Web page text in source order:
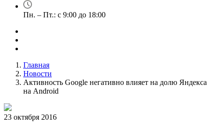
Пн. – Пт.: с 9:00 до 18:00
Главная
Новости
Активность Google негативно влияет на долю Яндекса
на Android
23 октября 2016